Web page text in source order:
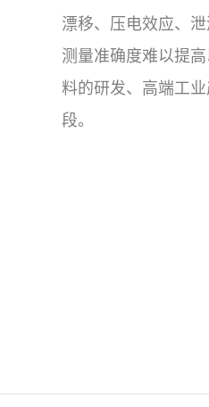
漂移、压电效应、
测量准确度难以提
料的研发、高端工
段。